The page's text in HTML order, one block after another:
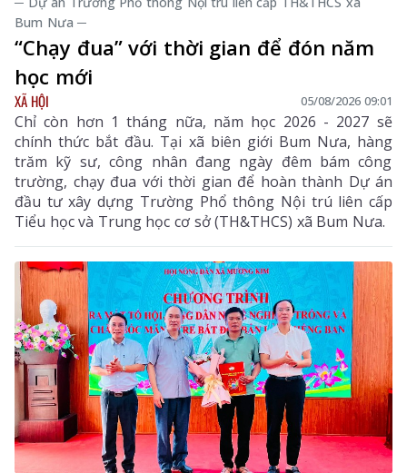
Bum Nưa ─
“Chạy đua” với thời gian để đón năm
học mới
XÃ HỘI 05/08/2026 09:01
Chỉ còn hơn 1 tháng nữa, năm học 2026 - 2027 sẽ
chính thức bắt đầu. Tại xã biên giới Bum Nưa, hàng
trăm kỹ sư, công nhân đang ngày đêm bám công
trường, chạy đua với thời gian để hoàn thành Dự án
đầu tư xây dựng Trường Phổ thông Nội trú liên cấp
Tiểu học và Trung học cơ sở (TH&THCS) xã Bum Nưa.